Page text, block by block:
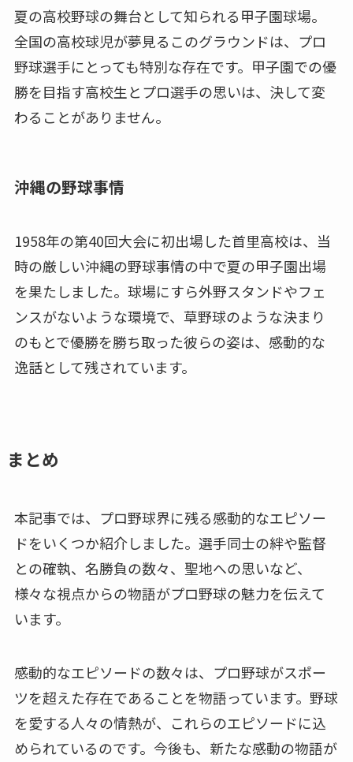
夏の高校野球の舞台として知られる甲子園球場。
全国の高校球児が夢見るこのグラウンドは、プロ
野球選手にとっても特別な存在です。甲子園での優
勝を目指す高校生とプロ選手の思いは、決して変
わることがありません。
沖縄の野球事情
1958年の第40回大会に初出場した首里高校は、当
時の厳しい沖縄の野球事情の中で夏の甲子園出場
を果たしました。球場にすら外野スタンドやフェ
ンスがないような環境で、草野球のような決まり
のもとで優勝を勝ち取った彼らの姿は、感動的な
逸話として残されています。
まとめ
本記事では、プロ野球界に残る感動的なエピソー
ドをいくつか紹介しました。選手同士の絆や監督
との確執、名勝負の数々、聖地への思いなど、
様々な視点からの物語がプロ野球の魅力を伝えて
います。
感動的なエピソードの数々は、プロ野球がスポー
ツを超えた存在であることを物語っています。野球
を愛する人々の情熱が、これらのエピソードに込
められているのです。今後も、新たな感動の物語が